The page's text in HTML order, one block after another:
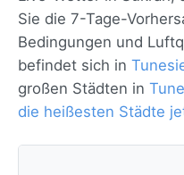
Sie die 7-Tage-
Bedingungen und
befindet sich in
großen Städten in
die heißesten Städte